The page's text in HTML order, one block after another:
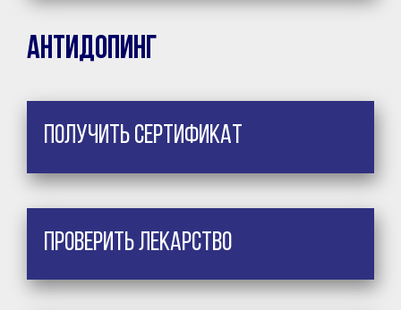
Антидопинг
Получить сертификат
Проверить лекарство